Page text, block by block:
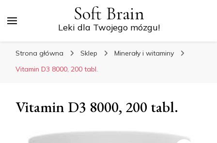
Soft Brain
Leki dla Twojego mózgu!
Strona główna Sklep
Minerały i witaminy
Vitamin D3 8000, 200 tabl.
Vitamin D3 8000, 200 tabl.